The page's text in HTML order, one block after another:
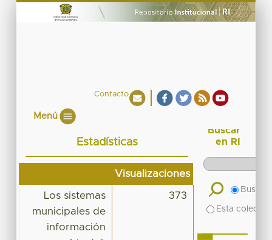
Contacto
Menú
Estadísticas
Visualizaciones
Los sistemas
municipales de
información
373
Buscar
en RI
Buscar
Esta